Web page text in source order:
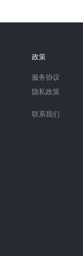
政策
服务协议
隐私政策
联系我们